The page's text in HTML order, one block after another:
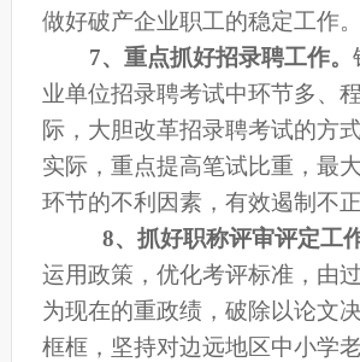
做好破产企业职工的稳定工作。
7、重点抓好招录聘工作。
业单位招录聘考试中环节多、
际，大胆改革招录聘考试的方
实际，重点提高笔试比重，最
环节的不利因素，有效遏制不正
8、抓好职称评审评定工作
运用政策，优化考评标准，由
为现在的重政绩，破除以论文
框框，坚持对边远地区中小学